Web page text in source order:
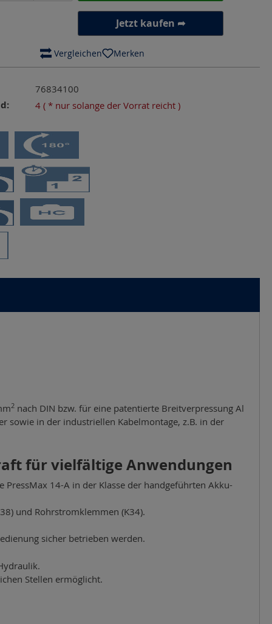
Jetzt kaufen ➦
Vergleichen Merken
76834100
4 ( * nur solange der Vorrat reicht )
2 nach DIN bzw. für eine patentierte Breitverpressung Al
sowie in der industriellen Kabelmontage, z.B. in der
für vielfältige Anwendungen
14-A in der Klasse der handgeführten Akku-
und Rohrstromklemmen (K34).
sicher betrieben werden.
Stellen ermöglicht.